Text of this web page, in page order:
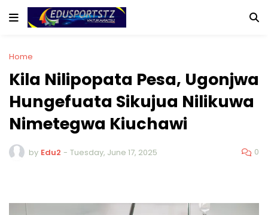
Home
Kila Nilipopata Pesa, Ugonjwa
Hungefuata Sikujua Nilikuwa
Nimetegwa Kiuchawi
by Edu2 - Tuesday, June 17, 2025 0